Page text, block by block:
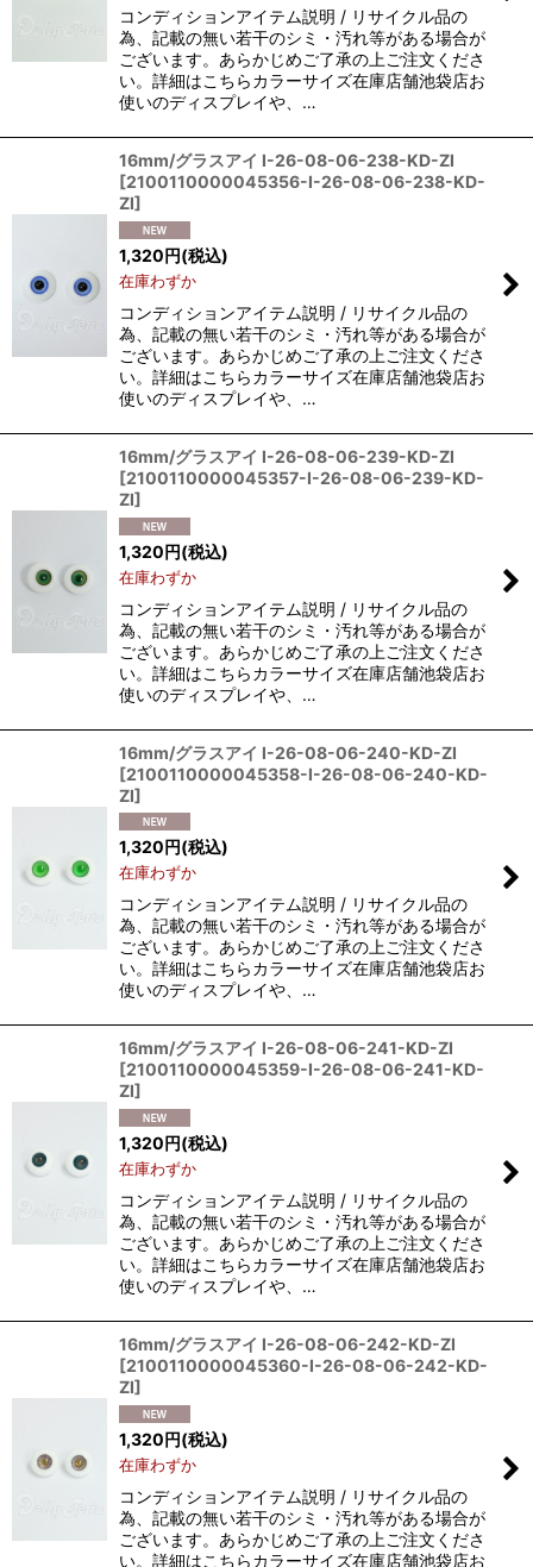
コンディションアイテム説明 / リサイクル品の
為、記載の無い若干のシミ・汚れ等がある場合が
ございます。あらかじめご了承の上ご注文くださ
い。詳細はこちらカラーサイズ在庫店舗池袋店お
使いのディスプレイや、…
16mm/グラスアイ I-26-08-06-238-KD-ZI
[2100110000045356-I-26-08-06-238-KD-
ZI]
1,320円(税込)
在庫わずか
コンディションアイテム説明 / リサイクル品の
為、記載の無い若干のシミ・汚れ等がある場合が
ございます。あらかじめご了承の上ご注文くださ
い。詳細はこちらカラーサイズ在庫店舗池袋店お
使いのディスプレイや、…
16mm/グラスアイ I-26-08-06-239-KD-ZI
[2100110000045357-I-26-08-06-239-KD-
ZI]
1,320円(税込)
在庫わずか
コンディションアイテム説明 / リサイクル品の
為、記載の無い若干のシミ・汚れ等がある場合が
ございます。あらかじめご了承の上ご注文くださ
い。詳細はこちらカラーサイズ在庫店舗池袋店お
使いのディスプレイや、…
16mm/グラスアイ I-26-08-06-240-KD-ZI
[2100110000045358-I-26-08-06-240-KD-
ZI]
1,320円(税込)
在庫わずか
コンディションアイテム説明 / リサイクル品の
為、記載の無い若干のシミ・汚れ等がある場合が
ございます。あらかじめご了承の上ご注文くださ
い。詳細はこちらカラーサイズ在庫店舗池袋店お
使いのディスプレイや、…
16mm/グラスアイ I-26-08-06-241-KD-ZI
[2100110000045359-I-26-08-06-241-KD-
ZI]
1,320円(税込)
在庫わずか
コンディションアイテム説明 / リサイクル品の
為、記載の無い若干のシミ・汚れ等がある場合が
ございます。あらかじめご了承の上ご注文くださ
い。詳細はこちらカラーサイズ在庫店舗池袋店お
使いのディスプレイや、…
16mm/グラスアイ I-26-08-06-242-KD-ZI
[2100110000045360-I-26-08-06-242-KD-
ZI]
1,320円(税込)
在庫わずか
コンディションアイテム説明 / リサイクル品の
為、記載の無い若干のシミ・汚れ等がある場合が
ございます。あらかじめご了承の上ご注文くださ
い。詳細はこちらカラーサイズ在庫店舗池袋店お